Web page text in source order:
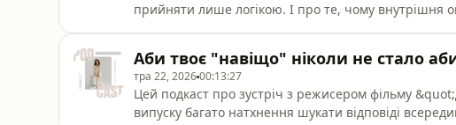
прийняти лише логікою. І про те, чому внутрішня
на первинну онлайн-консультацію - запис т
Аби твоє "навіщо" ніколи не стало
тра 22, 202600:13:27
Цей подкаст про зустріч з режисером фільму
випуску багато натхнення шукати відповіді